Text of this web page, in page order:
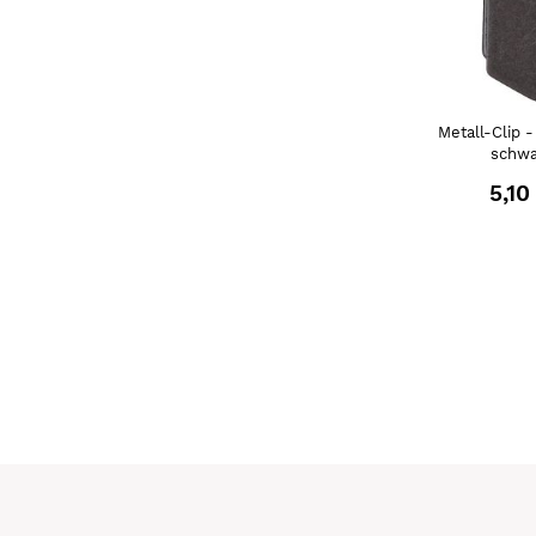
Metall-Clip